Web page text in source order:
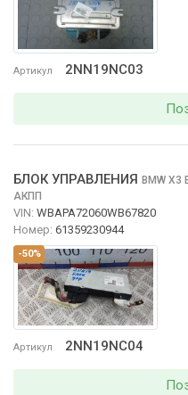
Артикул 2NN19NC03
-50%
Артикул 2NN19NC04
БЛОК УПРАВЛЕНИЯ BMW X3
АКПП
VIN: WBAPA72060WB67820
Номер: 61359230944